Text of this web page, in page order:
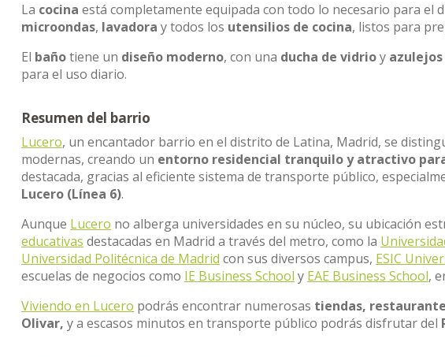
La cocina está completamente equipada con todo lo necesario para el
microondas, lavadora y todos los utensilios de cocina, listos para
El bañotiene un diseño moderno, con una ducha de vidrioy
para el uso diario.
Resumen del barrio
Lucero, un encantador barrio en el distrito de Latina, Madrid, se
modernas, creando un entorno residencial tranquilo y atractivo
destacada, gracias al eficiente sistema de transporte público,
Lucero (Línea 6).
Aunque Lucero no alberga universidades en su núcleo, su ubicación
educativas destacadas en Madrid a través del metro, como la
Universidad Politécnica de Madrid con sus diversos campus, ESIC
escuelas de negocios como IE Business School y EAE Business School,
Viviendo en Lucero podrás encontrar numerosas tiendas,
Olivar, y a escasos minutos en transporte público podrás disfrutar del